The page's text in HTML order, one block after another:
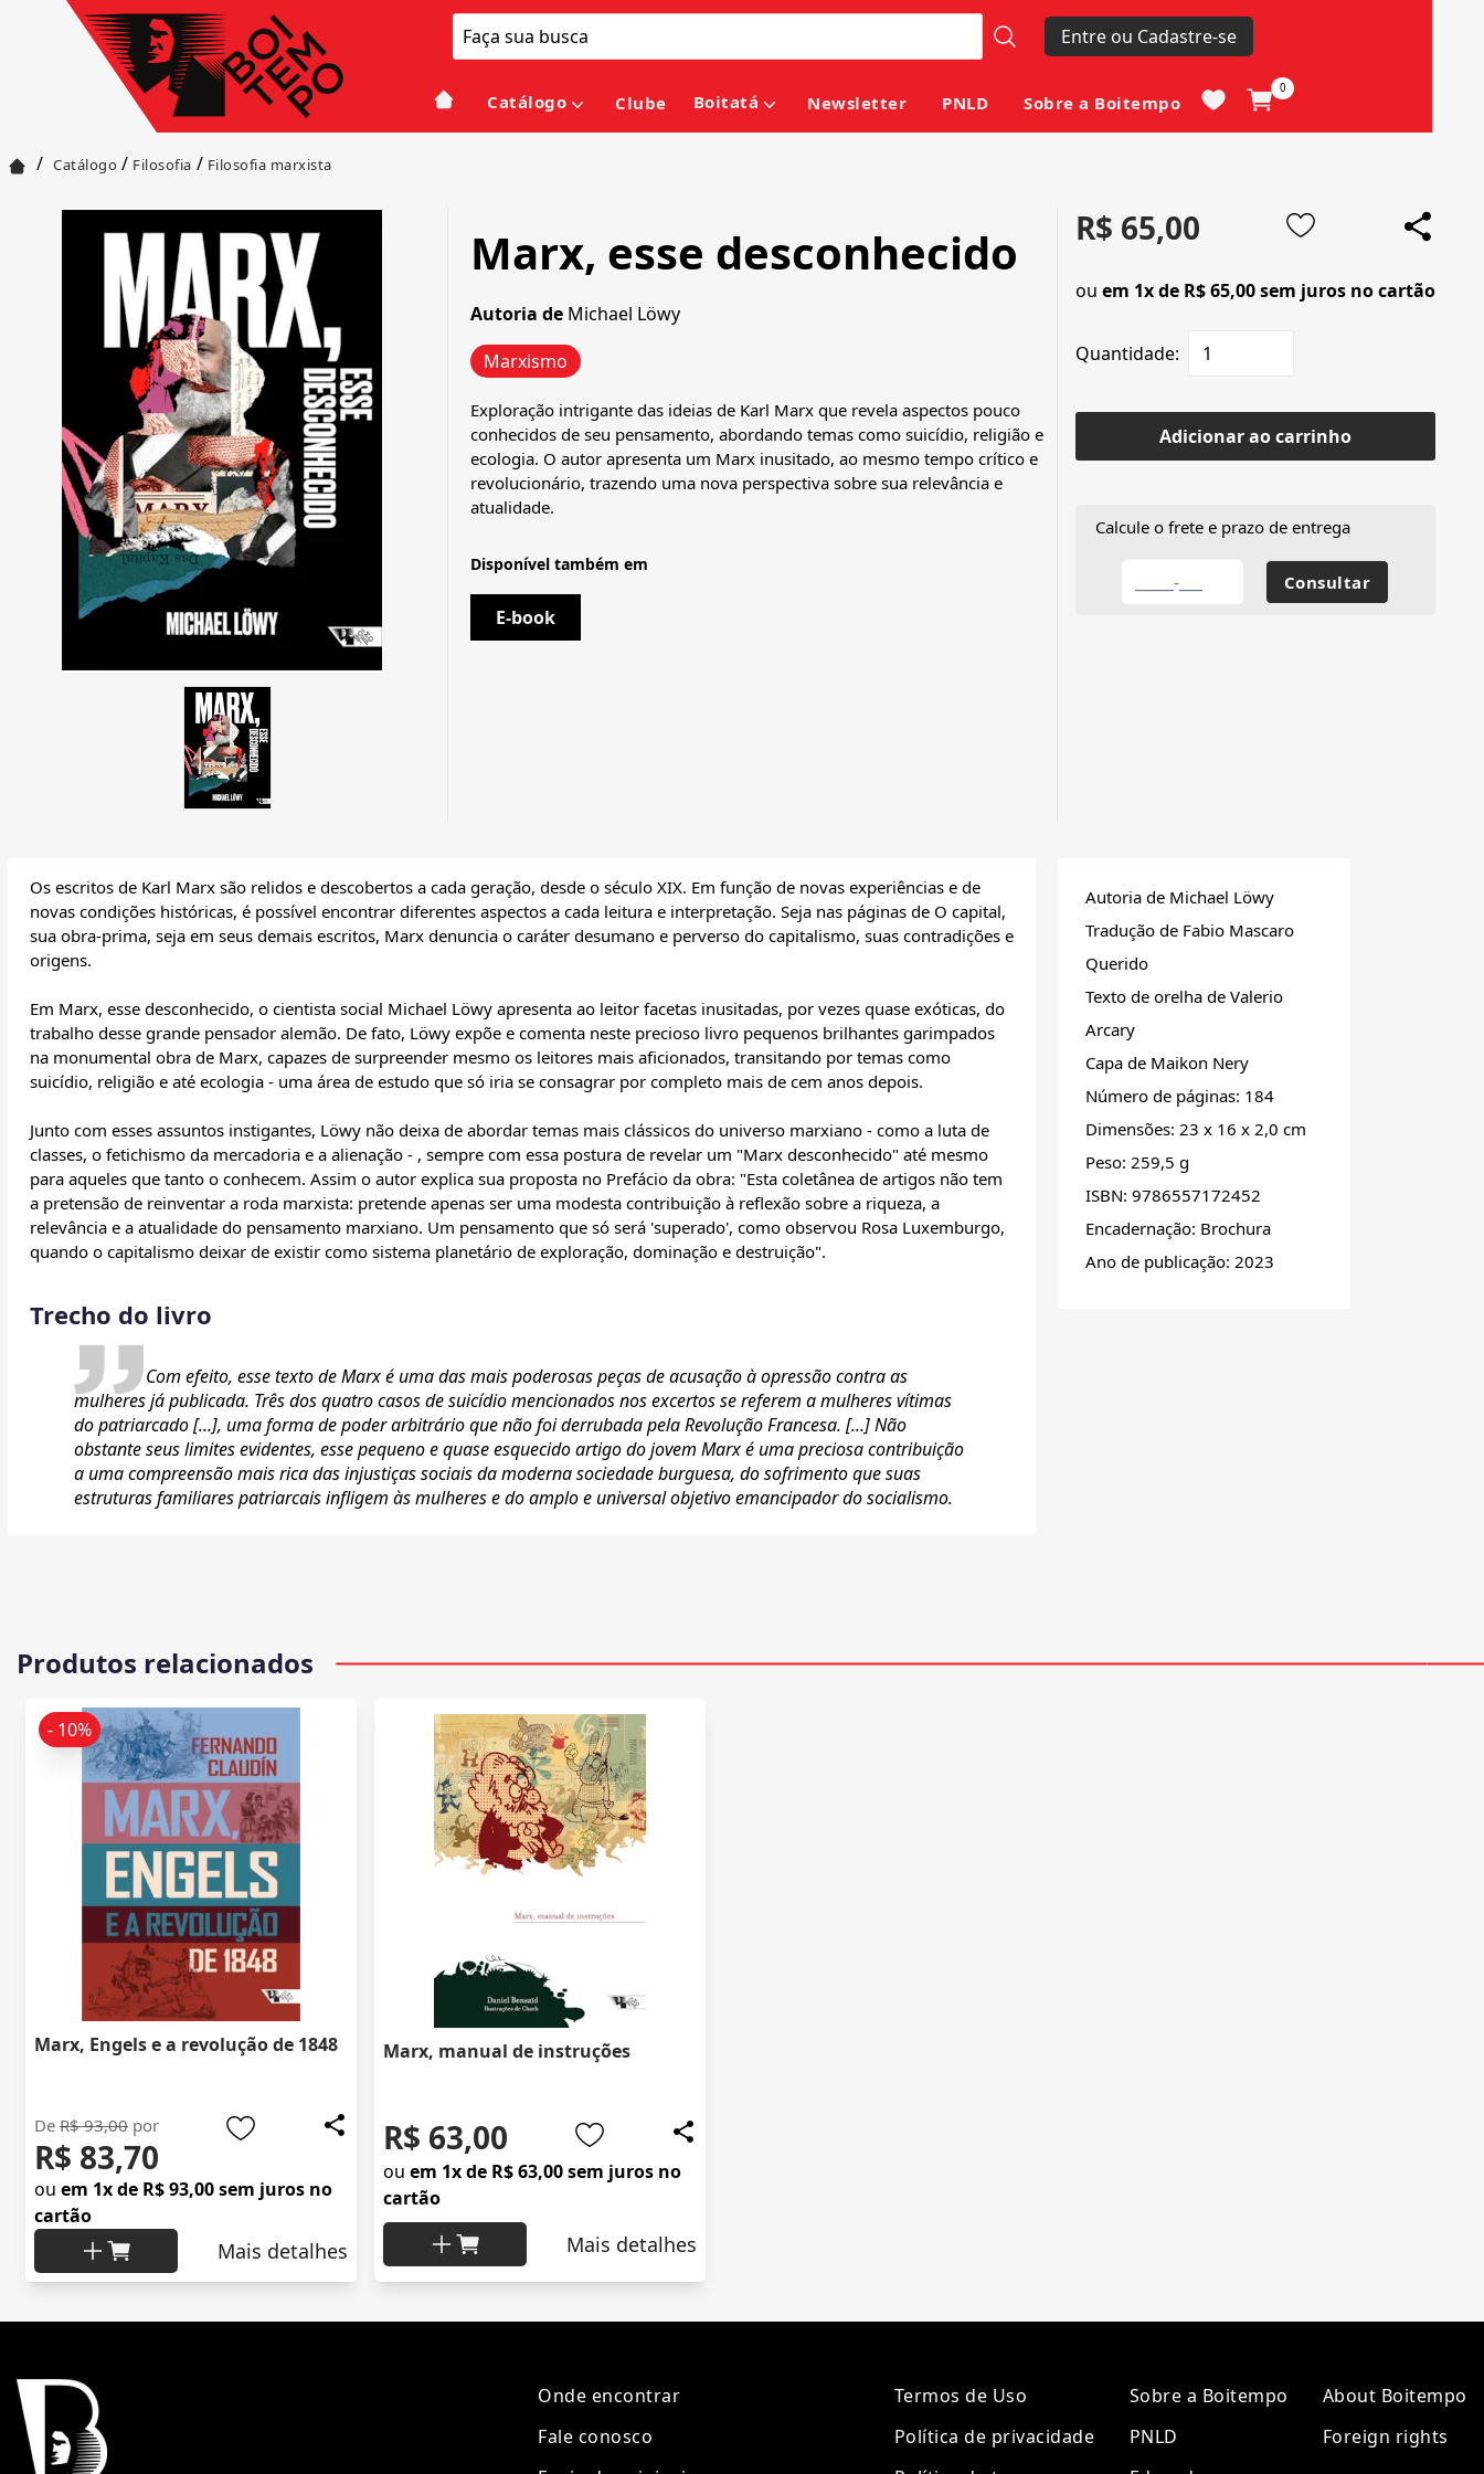
Entre ou Cadastre-se
Catálogo Clube Boitatá Newsletter PNLD Sobre a Boitempo
0
/ Catálogo / Filosofia / Filosofia marxista
Marx, esse desconhecido
Autoria de Michael Löwy
Marxismo
Exploração intrigante das ideias de Karl Marx que revela aspectos pouco
conhecidos de seu pensamento, abordando temas como suicídio, religião e
ecologia. O autor apresenta um Marx inusitado, ao mesmo tempo crítico e
revolucionário, trazendo uma nova perspectiva sobre sua relevância e
atualidade.
Disponível também em
E-book
R$ 65,00
ou em 1x de R$ 65,00 sem juros no cartão
Quantidade:
Adicionar ao carrinho
Calcule o frete e prazo de entrega
Os escritos de Karl Marx são relidos e descobertos a cada geração, desde o século XIX. Em função de novas experiências e de
novas condições históricas, é possível encontrar diferentes aspectos a cada leitura e interpretação. Seja nas páginas de O capital,
sua obra-prima, seja em seus demais escritos, Marx denuncia o caráter desumano e perverso do capitalismo, suas contradições e
origens.
Em Marx, esse desconhecido, o cientista social Michael Löwy apresenta ao leitor facetas inusitadas, por vezes quase exóticas, do
trabalho desse grande pensador alemão. De fato, Löwy expõe e comenta neste precioso livro pequenos brilhantes garimpados
na monumental obra de Marx, capazes de surpreender mesmo os leitores mais aficionados, transitando por temas como
suicídio, religião e até ecologia - uma área de estudo que só iria se consagrar por completo mais de cem anos depois.
Junto com esses assuntos instigantes, Löwy não deixa de abordar temas mais clássicos do universo marxiano - como a luta de
classes, o fetichismo da mercadoria e a alienação - , sempre com essa postura de revelar um "Marx desconhecido" até mesmo
para aqueles que tanto o conhecem. Assim o autor explica sua proposta no Prefácio da obra: "Esta coletânea de artigos não tem
a pretensão de reinventar a roda marxista: pretende apenas ser uma modesta contribuição à reflexão sobre a riqueza, a
relevância e a atualidade do pensamento marxiano. Um pensamento que só será 'superado', como observou Rosa Luxemburgo,
quando o capitalismo deixar de existir como sistema planetário de exploração, dominação e destruição".
Trecho do livro
Com efeito, esse texto de Marx é uma das mais poderosas peças de acusação à opressão contra as
mulheres já publicada. Três dos quatro casos de suicídio mencionados nos excertos se referem a mulheres vítimas
do patriarcado [...], uma forma de poder arbitrário que não foi derrubada pela Revolução Francesa. [...] Não
obstante seus limites evidentes, esse pequeno e quase esquecido artigo do jovem Marx é uma preciosa contribuição
a uma compreensão mais rica das injustiças sociais da moderna sociedade burguesa, do sofrimento que suas
estruturas familiares patriarcais infligem às mulheres e do amplo e universal objetivo emancipador do socialismo.
Autoria de Michael Löwy
Tradução de Fabio Mascaro
Querido
Texto de orelha de Valerio
Arcary
Capa de Maikon Nery
Número de páginas: 184
Dimensões: 23 x 16 x 2,0 cm
Peso: 259,5 g
ISBN: 9786557172452
Encadernação: Brochura
Ano de publicação: 2023
Produtos relacionados
Marx, Engels e a revolução de 1848
De R$ 93,00 por
R$ 83,70
ou em 1x de R$ 93,00 sem juros no
cartão
- 10%
Mais detalhes
Marx, manual de instruções
R$ 63,00
ou em 1x de R$ 63,00 sem juros no
cartão
Mais detalhes
Onde encontrar
Fale conosco
Termos de Uso
Política de privacidade
Sobre a Boitempo
PNLD
About Boitempo
Foreign rights